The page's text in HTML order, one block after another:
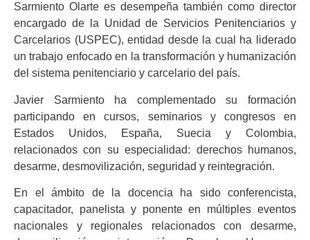
Sarmiento Olarte es desempeña también como director
encargado de la Unidad de Servicios Penitenciarios y
Carcelarios (USPEC), entidad desde la cual ha liderado
un trabajo enfocado en la transformación y humanización
del sistema penitenciario y carcelario del país.
Javier Sarmiento ha complementado su formación
participando en cursos, seminarios y congresos en
Estados Unidos, España, Suecia y Colombia,
relacionados con su especialidad: derechos humanos,
desarme, desmovilización, seguridad y reintegración.
En el ámbito de la docencia ha sido conferencista,
capacitador, panelista y ponente en múltiples eventos
nacionales y regionales relacionados con desarme,